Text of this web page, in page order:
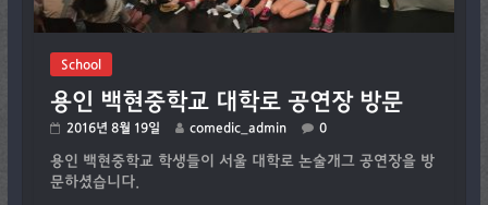
School
용인 백현중학교 대학로 공연장 방문
2016년 8월 19일 comedic_admin 0
용인 백현중학교 학생들이 서울 대학로 논술개그 공연장을 방
문하셨습니다.